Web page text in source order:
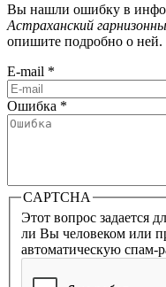
Вы нашли ошибку в
Астраханский
опишите подробно о ней.
E-mail *
Ошибка *
CAPTCHA
Этот вопрос задается
ли Вы человеком или
автоматическую спам-